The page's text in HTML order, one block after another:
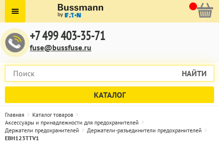
+7 499 403-35-71
fuse@bussfuse.ru
НАЙТИ
КАТАЛОГ
Главная
Каталог товаров
Аксессуары и принадлежности для предохранителей
Держатели предохранителей
Держатели-разъединители предохранителей
EBH123TTV1